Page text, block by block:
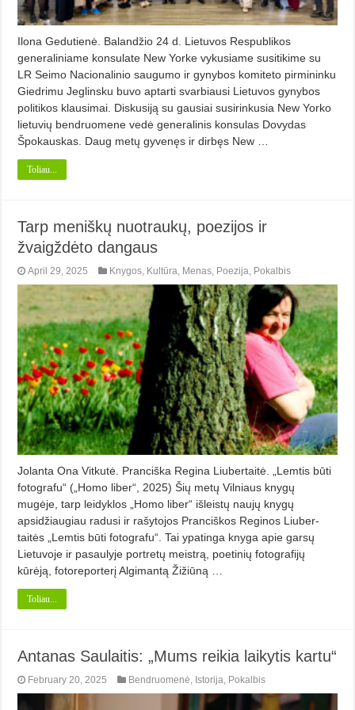
Ilona Gedutienė. Balandžio 24 d. Lietuvos Respublikos
generaliniame konsulate New Yorke vykusiame susitikime su
LR Seimo Nacionalinio saugumo ir gynybos komiteto pirmininku
Giedrimu Jeglinsku buvo aptarti svarbiausi Lietuvos gynybos
politikos klausimai. Diskusiją su gausiai susirinkusia New Yorko
lietuvių bendruomene vedė generalinis konsulas Dovydas
Špokauskas. Daug metų gyvenęs ir dirbęs New …
Toliau...
Tarp meniškų nuotraukų, poezijos ir
žvaigždėto dangaus
April 29, 2025 Knygos, Kultūra, Menas, Poezija, Pokalbis
Jolanta Ona Vitkutė. Pranciška Regina Liubertaitė. „Lemtis būti
fotografu“ („Homo liber“, 2025) Šių metų Vilniaus knygų
mugėje, tarp leidyklos „Homo liber“ išleistų naujų knygų
apsidžiaugiau radusi ir rašytojos Pranciškos Reginos Liuber­
taitės „Lemtis būti fotografu“. Tai ypatinga knyga apie garsų
Lietuvoje ir pasaulyje portretų meistrą, poeti­nių fotografijų
kūrėją, fotoreporterį Algimantą Žižiūną …
Toliau...
Antanas Saulaitis: „Mums reikia laikytis kartu“
February 20, 2025 Bendruomenė, Istorija, Pokalbis